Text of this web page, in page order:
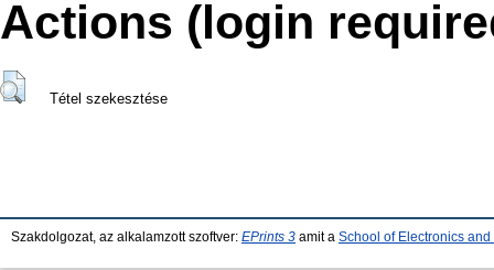
Actions (login
Tétel szekesztése
Szakdolgozat, az alkalamzott szoftver: EPrints 3 amit a School of Electronics